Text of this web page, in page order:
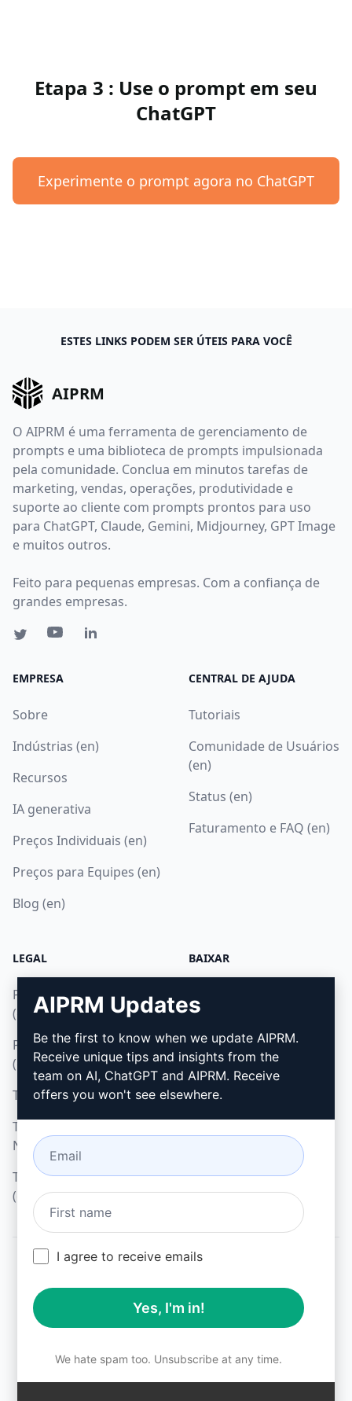
Etapa 3 : Use o prompt em seu
ChatGPT
Experimente o prompt agora no ChatGPT
ESTES LINKS PODEM SER ÚTEIS PARA VOCÊ
AIPRM
O AIPRM é uma ferramenta de gerenciamento de
prompts e uma biblioteca de prompts impulsionada
pela comunidade. Conclua em minutos tarefas de
marketing, vendas, operações, produtividade e
suporte ao cliente com prompts prontos para uso
para ChatGPT, Claude, Gemini, Midjourney, GPT Image
e muitos outros.
Feito para pequenas empresas. Com a confiança de
grandes empresas.
EMPRESA
Sobre
Indústrias (en)
Recursos
IA generativa
Preços Individuais (en)
Preços para Equipes (en)
Blog (en)
CENTRAL DE AJUDA
Tutoriais
Comunidade de Usuários
(en)
Status (en)
Faturamento e FAQ (en)
LEGAL
Política de Privacidade
(en)
Política de Uso Aceitável
(en)
Termos de Uso (en)
Termos da Extensão do
Navegador (en)
Termos de Faturamento
(en)
BAIXAR
Microsoft Edge
All logos, trademarks, and registered trademarks are the
property of their respective owners.
AIPRM and other related brand names are registered
laws.
AIPRM Updates
Be the first to know when we update AIPRM.
Receive unique tips and insights from the
team on AI, ChatGPT and AIPRM. Receive
offers you won't see elsewhere.
I agree to receive emails
Yes, I'm in!
We hate spam too. Unsubscribe at any time.